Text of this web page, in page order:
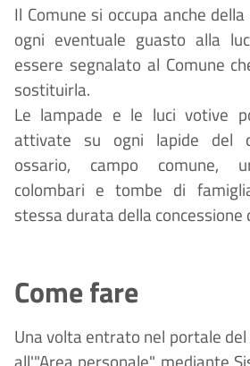
Il Comune si occupa anche
ogni eventuale guasto alla
essere segnalato al Comune
sostituirla.
Le lampade e le luci votive
attivate su ogni lapide del
ossario, campo comune,
colombari e tombe di
stessa durata della concessione
Come fare
Una volta entrato nel portale del